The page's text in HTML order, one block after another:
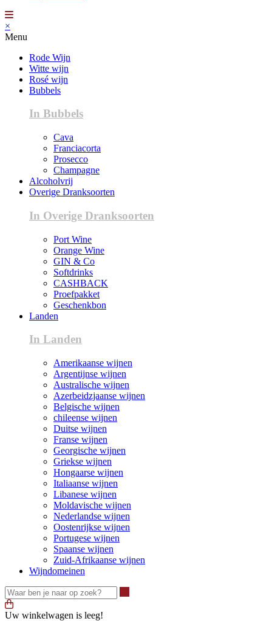
×
Menu
Rode Wijn
Witte wijn
Rosé wijn
Bubbels
In Bubbels
Cava
Franciacorta
Prosecco
Champagne
Alcoholvrij
Overige Dranksoorten
In Overige Dranksoorten
Port Wine
Orange Wine
GIN & Co
Softdrinks
CASHBACK
Proefpakket
Geschenkbon
Landen
In Landen
Amerikaanse wijnen
Argentijnse wijnen
Australische wijnen
Azerbeidzjaanse wijnen
Belgische wijnen
chileense wijnen
Duitse wijnen
Franse wijnen
Georgische wijnen
Griekse wijnen
Hongaarse wijnen
Italiaanse wijnen
Libanese wijnen
Moldavische wijnen
Nederlandse wijnen
Oostenrijkse wijnen
Portugese wijnen
Spaanse wijnen
Zuid-Afrikaanse wijnen
Wijndomeinen
Uw winkelwagen is leeg!